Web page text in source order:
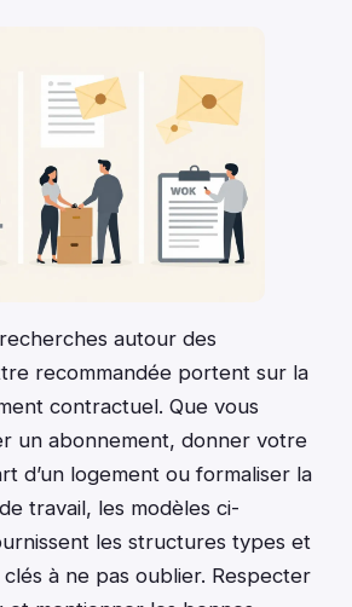
autour des
recommandée portent sur la
contractuel. Que vous
un abonnement, donner votre
d’un logement ou formaliser la
travail, les modèles ci-
les structures types et
à ne pas oublier. Respecter